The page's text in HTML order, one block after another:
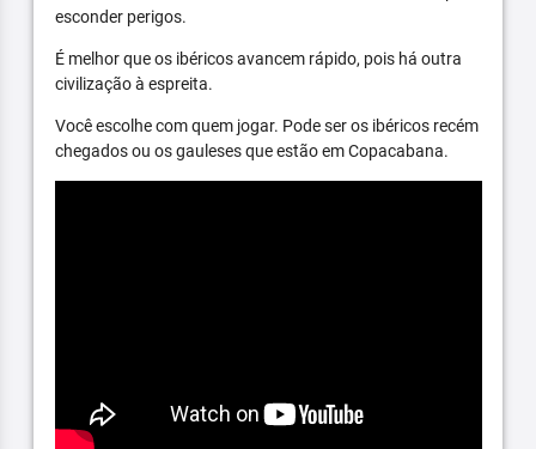
esconder perigos.
É melhor que os ibéricos avancem rápido, pois há outra
civilização à espreita.
Você escolhe com quem jogar. Pode ser os ibéricos recém
chegados ou os gauleses que estão em Copacabana.